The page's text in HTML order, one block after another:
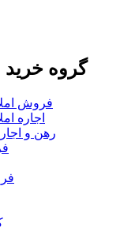
گروه
فروش
اجاره
رهن و